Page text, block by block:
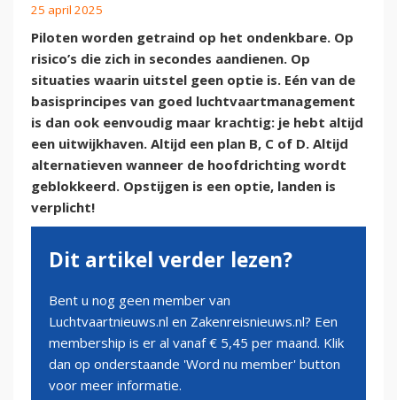
25 april 2025
Piloten worden getraind op het ondenkbare. Op
risico’s die zich in secondes aandienen. Op
situaties waarin uitstel geen optie is. Eén van de
basisprincipes van goed luchtvaartmanagement
is dan ook eenvoudig maar krachtig: je hebt altijd
een uitwijkhaven. Altijd een plan B, C of D. Altijd
alternatieven wanneer de hoofdrichting wordt
geblokkeerd. Opstijgen is een optie, landen is
verplicht!
Dit artikel verder lezen?
Bent u nog geen member van
Luchtvaartnieuws.nl en Zakenreisnieuws.nl? Een
membership is er al vanaf € 5,45 per maand. Klik
dan op onderstaande 'Word nu member' button
voor meer informatie.